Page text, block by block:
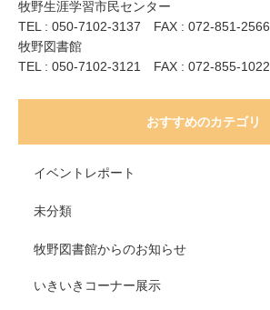
牧野生涯学習市民センター
TEL : 050-7102-3137 FAX : 072-851-2566
牧野図書館
TEL : 050-7102-3121 FAX : 072-855-1022
おすすめのカテゴリ
イベントレポート
未分類
牧野図書館からのお知らせ
いきいきコーナー展示